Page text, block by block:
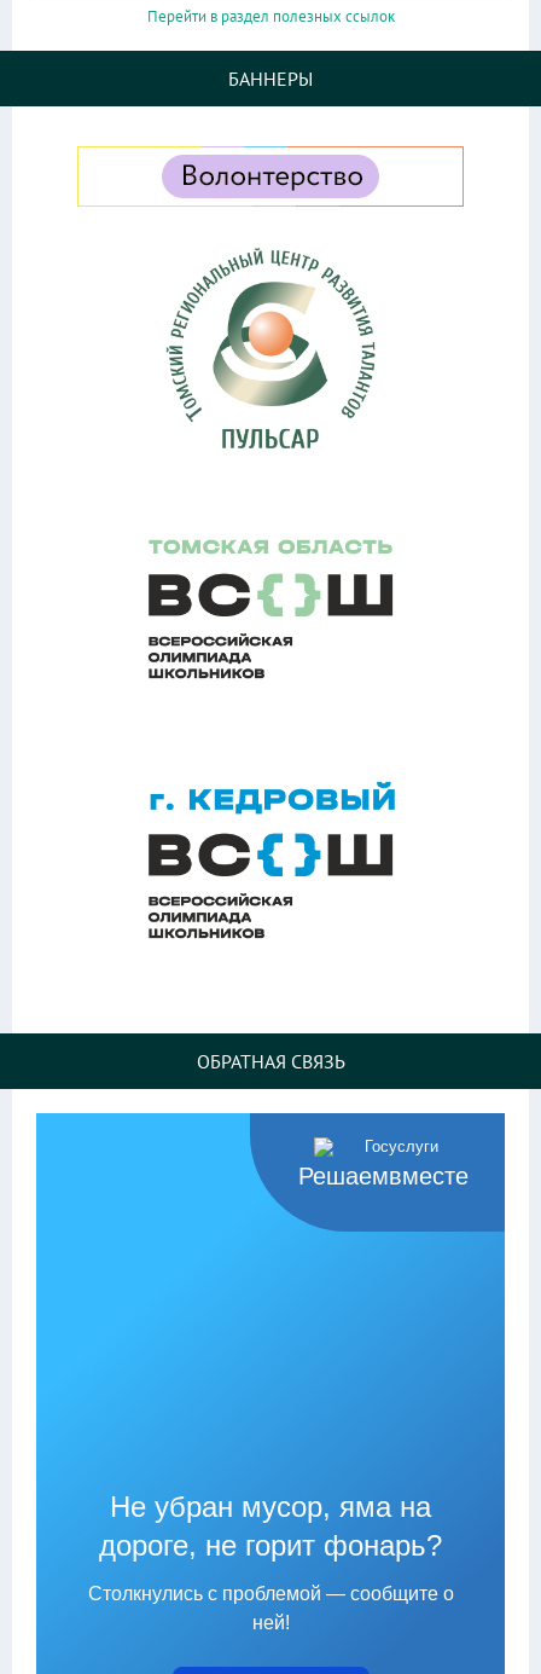
Перейти в раздел полезных ссылок
БАННЕРЫ
ОБРАТНАЯ СВЯЗЬ
Решаемвместе
Не убран мусор, яма на
дороге, не горит фонарь?
Столкнулись с проблемой — сообщите о
ней!